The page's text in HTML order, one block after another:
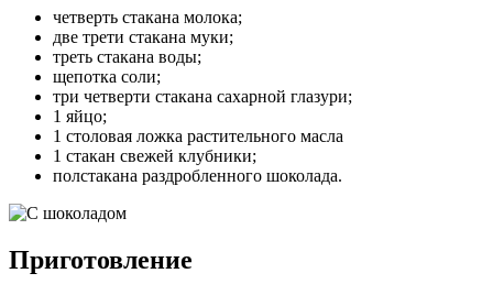
четверть стакана молока;
две трети стакана муки;
треть стакана воды;
щепотка соли;
три четверти стакана сахарной глазури;
1 яйцо;
1 столовая ложка растительного масла
1 стакан свежей клубники;
полстакана раздробленного шоколада.
Приготовление